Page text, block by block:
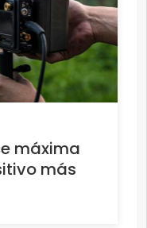
máxima
más